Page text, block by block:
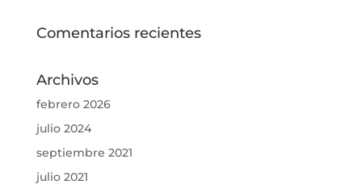
Comentarios recientes
Archivos
febrero 2026
julio 2024
septiembre 2021
julio 2021